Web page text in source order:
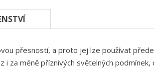
přesností, a proto jej lze používat
za méně příznivých světelných